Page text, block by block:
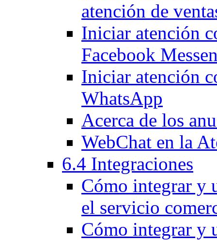
atención de
Iniciar atención
Facebook
Iniciar atención
WhatsApp
Acerca de los
WebChat en la
6.4 Integraciones
Cómo integrar y
el servicio
Cómo integrar y